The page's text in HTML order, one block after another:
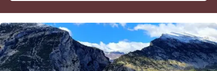
Cronaca
Cultura
Economia e Lavoro